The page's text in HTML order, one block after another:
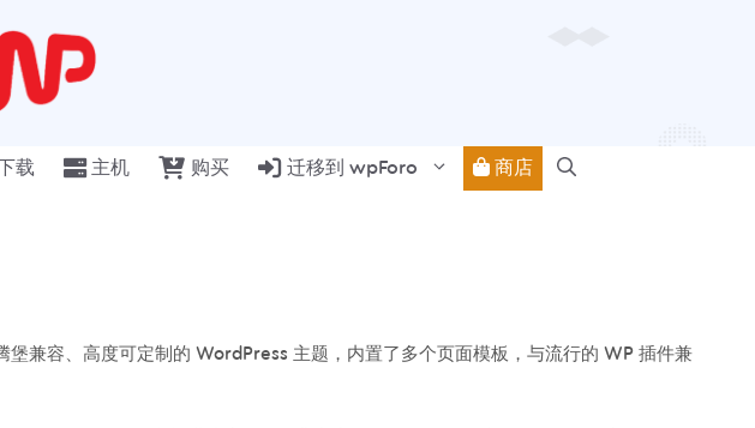
下载 主机 购买 迁移到 wpForo 商店
堡兼容、高度可定制的 WordPress 主题，内置了多个页面模板，与流行的 WP 插件兼